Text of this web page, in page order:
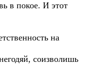
в покое. И этот
на
соизволишь